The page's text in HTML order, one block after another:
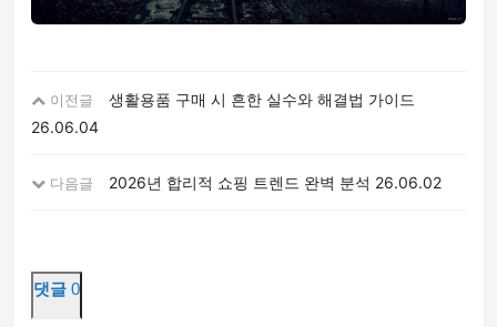
이전글
생활용품 구매 시 흔한 실수와 해결법 가이드
26.06.04
다음글 2026년 합리적 쇼핑 트렌드 완벽 분석 26.06.02
댓글 0